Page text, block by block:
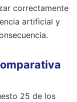
correctamente
artificial y
25 de los